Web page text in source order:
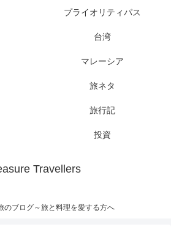
Travellers
のブログ～旅と料理を愛する方へ
プライオリティパス
台湾
マレーシア
旅ネタ
旅行記
投資